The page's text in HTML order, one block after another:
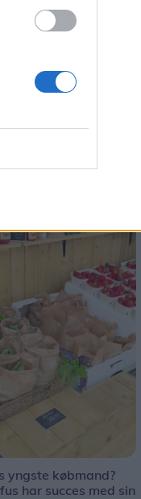
yngste købmand?
har succes med sin